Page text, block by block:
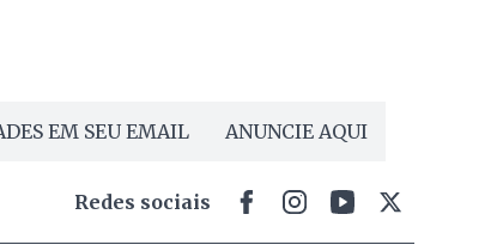
EM SEU EMAIL ANUNCIE AQUI
Redes sociais